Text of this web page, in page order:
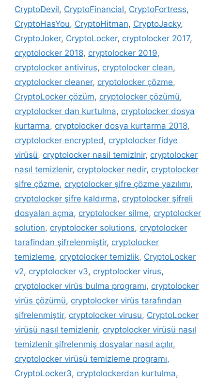
CryptoDevil, CryptoFinancial, CryptoFortress,
CryptoHasYou, CryptoHitman, CryptoJacky,
CryptoJoker, CryptoLocker, cryptolocker 2017,
cryptolocker 2018, cryptolocker 2019,
cryptolocker antivirus, cryptolocker clean,
cryptolocker cleaner, cryptolocker çözme,
CryptoLocker çözüm, cryptolocker çözümü,
cryptolocker dan kurtulma, cryptolocker dosya
kurtarma, cryptolocker dosya kurtarma 2018,
cryptolocker encrypted, cryptolocker fidye
virüsü, cryptolocker nasil temizlnir, cryptolocker
nasıl temizlenir, cryptolocker nedir, cryptolocker
şifre çözme, cryptolocker şifre çözme yazılımı,
cryptolocker şifre kaldırma, cryptolocker şifreli
dosyaları açma, cryptolocker silme, cryptolocker
solution, cryptolocker solutions, cryptolocker
tarafindan şifrelenmiştir, cryptolocker
temizleme, cryptolocker temizlik, CryptoLocker
v2, cryptolocker v3, cryptolocker virus,
cryptolocker virüs bulma programı, cryptolocker
virüs çözümü, cryptolocker virüs tarafından
şifrelenmiştir, cryptolocker virusu, CryptoLocker
virüsü nasıl temizlenir, cryptolocker virüsü nasıl
temizlenir şifrelenmiş dosyalar nasıl açılır,
cryptolocker virüsü temizleme programı,
CryptoLocker3, cryptolockerdan kurtulma,